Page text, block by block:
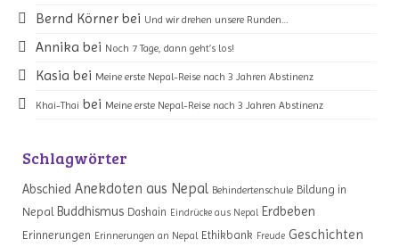
Bernd Körner bei Und wir drehen unsere Runden…
Annika bei Noch 7 Tage, dann geht’s los!
Kasia bei Meine erste Nepal-Reise nach 3 Jahren Abstinenz
Khai-Thai bei Meine erste Nepal-Reise nach 3 Jahren Abstinenz
Schlagwörter
Abschied Anekdoten aus Nepal Behindertenschule Bildung in
Nepal Buddhismus Dashain Eindrücke aus Nepal Erdbeben
Erinnerungen Erinnerungen an Nepal Ethikbank Freude Geschichten